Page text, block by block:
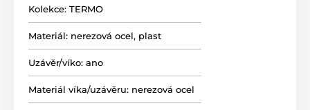
Kolekce: TERMO
Materiál: nerezová ocel, plast
Uzávěr/víko: ano
Materiál víka/uzávěru: nerezová ocel